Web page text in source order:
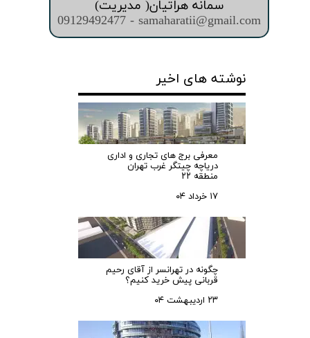
سمانه هراتیان( مدیریت)
09129492477 - samaharatii@gmail.com
نوشته های اخیر
معرفی برج های تجاری و اداری
دریاچه چیتگر غرب تهران
منطقه ۲۲
۱۷ خرداد ۰۴
چگونه در تهرانسر از آقای رحیم
قربانی پیش خرید کنیم؟
۲۳ اردیبهشت ۰۴